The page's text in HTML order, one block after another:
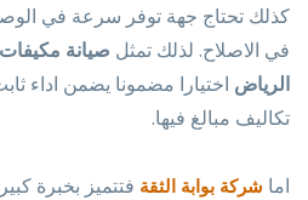
كذلك تحتاج جهة توفر سرعة في
في الاصلاح. لذلك تمثل صيانة
الرياض اختيارا مضمونا يضمن اداء
تكاليف مبالغ فيها.
اما شركة بوابة الثقة فتتميز بخبرة